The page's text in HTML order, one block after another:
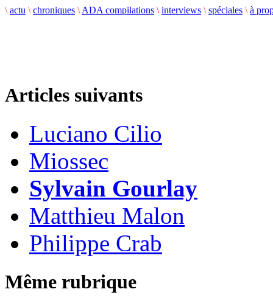
\ actu \ chroniques \ ADA compilations \ interviews \ spéciales \ à
Articles suivants
Luciano Cilio
Miossec
Sylvain Gourlay
Matthieu Malon
Philippe Crab
Même rubrique